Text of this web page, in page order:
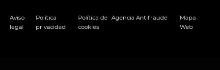
Aviso
legal
Política
privacidad
Política de
cookies
Agencia Antifraude
Mapa
Web